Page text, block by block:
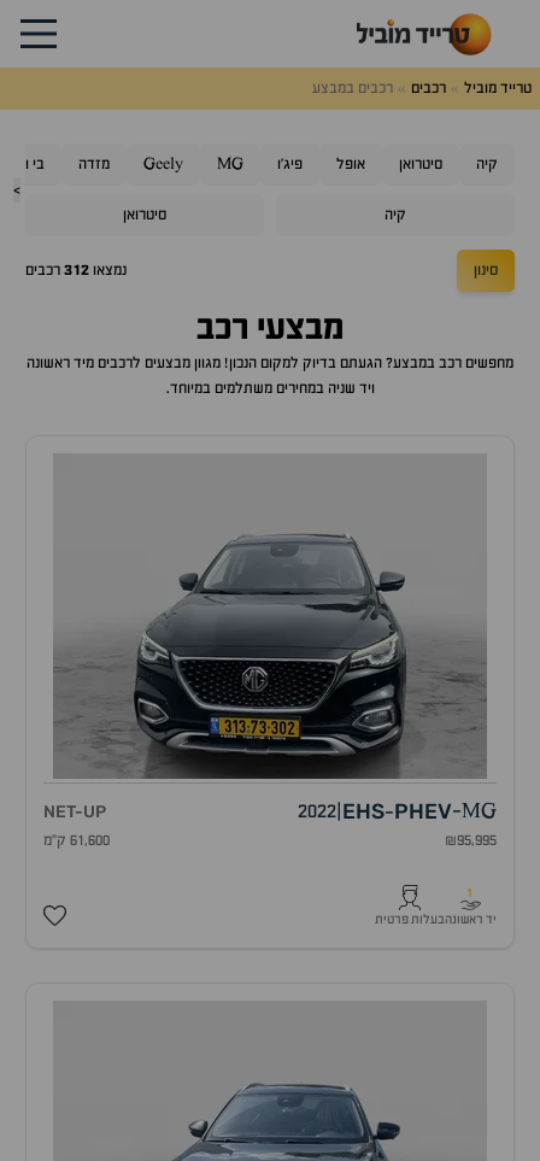
טרייד מוביל רכבים רכבים במבצע
>
קיה סיטרואן אופל פיג'ו MG
Geely מזדה בי ווי די
קיה סיטרואן
סינון נמצאו 312 רכבים
מבצעי רכב
מחפשים רכב במבצע? הגעתם בדיוק למקום הנכון! מגוון מבצעים לרכבים מיד ראשונה
ויד שניה במחירים משתלמים במיוחד.
MG
-
EHS-PHEV
2022
NET-UP
₪95,995 61,600 ק"מ
1
יד ראשונהבעלות פרטית